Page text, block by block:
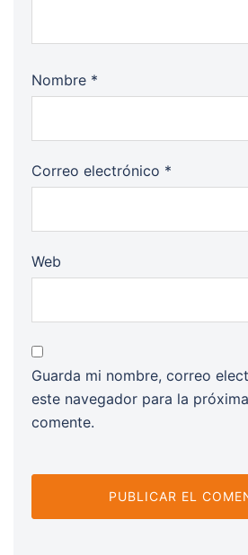
Nombre *
Correo electrónico *
Web
Guarda mi nombre, correo
este navegador para la
comente.